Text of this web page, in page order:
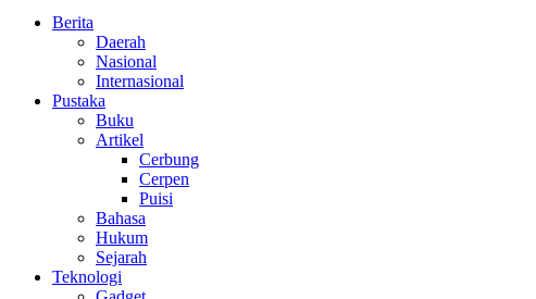
Berita
Daerah
Nasional
Internasional
Pustaka
Buku
Artikel
Cerbung
Cerpen
Puisi
Bahasa
Hukum
Sejarah
Teknologi